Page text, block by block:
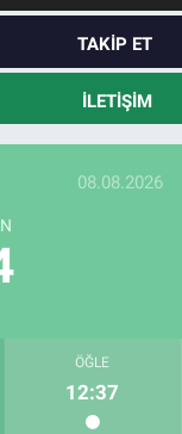
TAKIP ET
İLETIŞIM
08.08.2026
ÖĞLE
12:37